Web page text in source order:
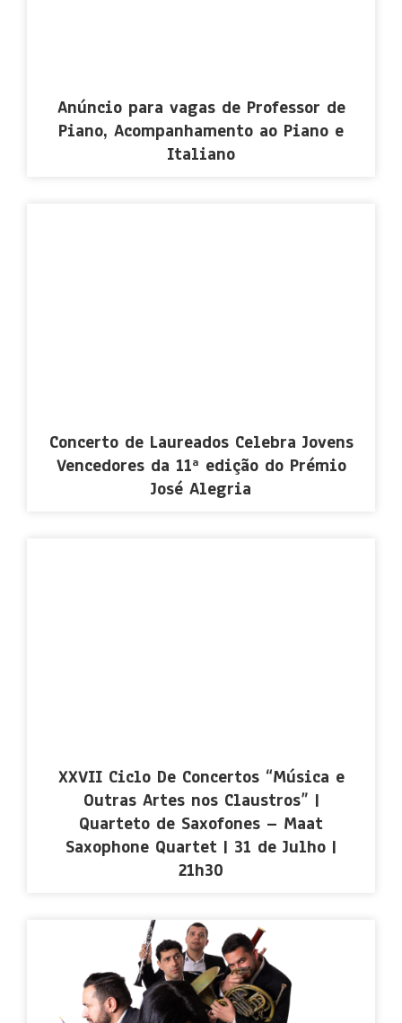
Anúncio para vagas de Professor de
Piano, Acompanhamento ao Piano e
Italiano
Concerto de Laureados Celebra Jovens
Vencedores da 11ª edição do Prémio
José Alegria
XXVII Ciclo De Concertos “Música e
Outras Artes nos Claustros” |
Quarteto de Saxofones – Maat
Saxophone Quartet | 31 de Julho |
21h30